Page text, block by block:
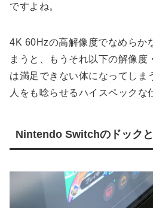
ですよね。
4K 60Hzの高解像度でなめらか
まうと、もうそれ以下の解像度
は満足できない体になってしま
人をも唸らせるハイスペックな
Nintendo Switchのドック